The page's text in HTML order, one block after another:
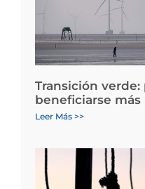
Transición verde:
beneficiarse más
Leer Más >>